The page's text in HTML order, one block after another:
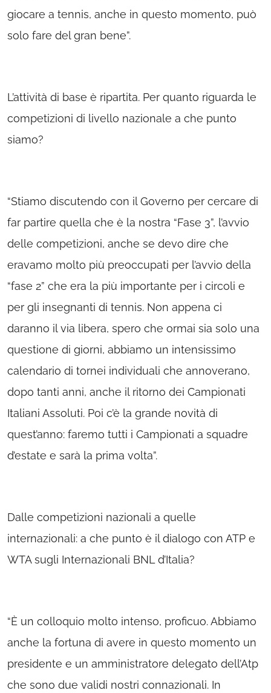
giocare a tennis, anche in questo momento, può
solo fare del gran bene”.
L’attività di base è ripartita. Per quanto riguarda le
competizioni di livello nazionale a che punto
siamo?
“Stiamo discutendo con il Governo per cercare di
far partire quella che è la nostra “Fase 3”, l’avvio
delle competizioni, anche se devo dire che
eravamo molto più preoccupati per l’avvio della
“fase 2” che era la più importante per i circoli e
per gli insegnanti di tennis. Non appena ci
daranno il via libera, spero che ormai sia solo una
questione di giorni, abbiamo un intensissimo
calendario di tornei individuali che annoverano,
dopo tanti anni, anche il ritorno dei Campionati
Italiani Assoluti. Poi c’è la grande novità di
quest’anno: faremo tutti i Campionati a squadre
d’estate e sarà la prima volta”.
Dalle competizioni nazionali a quelle
internazionali: a che punto è il dialogo con ATP e
WTA sugli Internazionali BNL d’Italia?
“È un colloquio molto intenso, proficuo. Abbiamo
anche la fortuna di avere in questo momento un
presidente e un amministratore delegato dell’Atp
che sono due validi nostri connazionali. In